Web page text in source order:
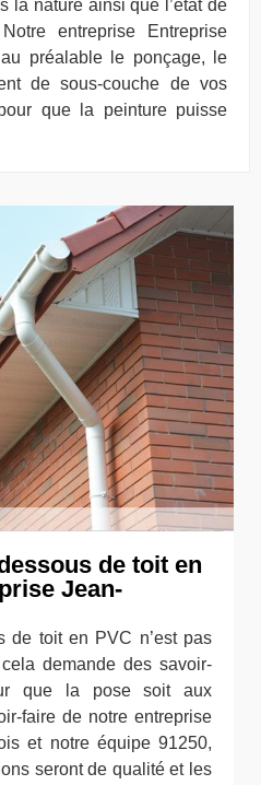
la nature ainsi que l’état de
entreprise Entreprise
préalable le ponçage, le
de sous-couche de vos
que la peinture puisse
de toit en
Jean-
de toit en PVC n’est pas
demande des savoir-
que la pose soit aux
faire de notre entreprise
et notre équipe 91250,
seront de qualité et les